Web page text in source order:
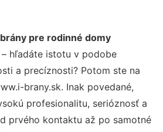
pre rodinné domy
– hľadáte istotu v podobe
a precíznosti? Potom ste na
brany.sk. Inak povedané,
profesionalitu, serióznosť a
prvého kontaktu až po samotné